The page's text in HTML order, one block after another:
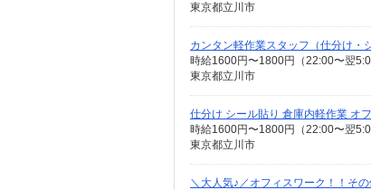
東京都立川市
カンタン軽作業スタッフ（仕分け・
時給1600円〜1800円（22:00〜翌
東京都立川市
仕分け シール貼り 倉庫内軽作業 オ
時給1600円〜1800円（22:00〜翌
東京都立川市
＼大人気♪／オフィスワーク！！そ